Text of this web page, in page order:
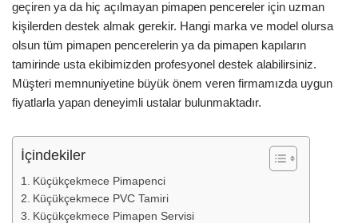
geçiren ya da hiç açılmayan pimapen pencereler için uzman
kişilerden destek almak gerekir. Hangi marka ve model olursa
olsun tüm pimapen pencerelerin ya da pimapen kapıların
tamirinde usta ekibimizden profesyonel destek alabilirsiniz.
Müşteri memnuniyetine büyük önem veren firmamızda uygun
fiyatlarla yapan deneyimli ustalar bulunmaktadır.
İçindekiler
Küçükçekmece Pimapenci
Küçükçekmece PVC Tamiri
Küçükçekmece Pimapen Servisi